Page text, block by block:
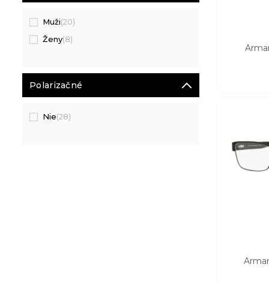
Muži(20)
Ženy(8)
Polarizačné
Nie(28)